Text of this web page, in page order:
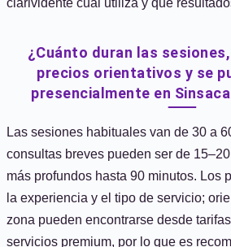
clarividente cuál utiliza y qué
¿Cuánto duran las
precios orientativos y se
presencialmente en
Las sesiones habituales van de 30 a
consultas breves pueden ser de
más profundos hasta 90 minutos. Los
la experiencia y el tipo de servicio;
zona pueden encontrarse desde
servicios premium, por lo que es